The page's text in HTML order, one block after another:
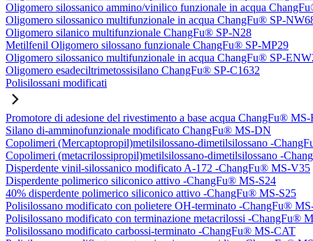
Oligomero silossanico ammino/vinilico funzionale in acqua
Oligomero silossanico multifunzionale in acqua ChangFu® SP-
Oligomero silanico multifunzionale ChangFu® SP-N28
Metilfenil Oligomero silossano funzionale ChangFu® SP-MP29
Oligomero silossanico multifunzionale in acqua ChangFu® SP-
Oligomero esadeciltrimetossisilano ChangFu® SP-C1632
Polisilossani modificati
Promotore di adesione del rivestimento a base acqua ChangFu® MS-
Silano di-amminofunzionale modificato ChangFu® MS-DN
Copolimeri (Mercaptopropil)metilsilossano-dimetilsilossano -
Copolimeri (metacrilossipropil)metilsilossano-dimetilsilossano -
Disperdente vinil-silossanico modificato A-172 -ChangFu® MS-V35
Disperdente polimerico siliconico attivo -ChangFu® MS-S24
40% disperdente polimerico siliconico attivo -ChangFu® MS-S25
Polisilossano modificato con polietere OH-terminato -ChangFu®
Polisilossano modificato con terminazione metacrilossi -ChangFu®
Polisilossano modificato carbossi-terminato -ChangFu® MS-CAT